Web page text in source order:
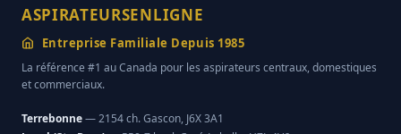
ASPIRATEURSENLIGNE
Entreprise Familiale Depuis 1985
La référence #1 au Canada pour les aspirateurs centraux, domestiques
et commerciaux.
Terrebonne— 2154 ch. Gascon, J6X 3A1